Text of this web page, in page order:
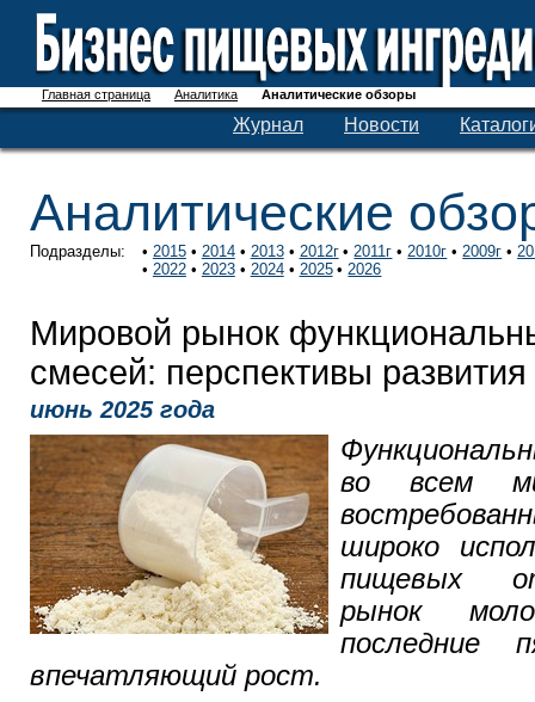
Главная страница Аналитика Аналитические обзоры
Журнал Новости
Аналитические
Подразделы: 2015 2014 2013 2012г 2011г 2010г 2009г
2022
2023 2024 2025 2026
Мировой рынок
смесей: перспективы развития
июнь 2025 года
во всем
широко
пищевых
рынок
последние
впечатляющий рост.